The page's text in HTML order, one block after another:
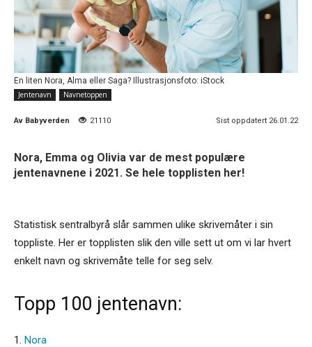
En liten Nora, Alma eller Saga? Illustrasjonsfoto: iStock
Jentenavn
Navnetoppen
Av Babyverden 21110 Sist oppdatert 26.01.22
Nora, Emma og Olivia var de mest populære
jentenavnene i 2021. Se hele topplisten her!
Statistisk sentralbyrå slår sammen ulike skrivemåter i sin
toppliste. Her er topplisten slik den ville sett ut om vi lar hvert
enkelt navn og skrivemåte telle for seg selv.
Topp 100 jentenavn:
1. Nora